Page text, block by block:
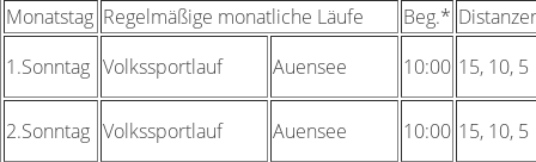
Monatstag Regelmäßige monatliche Läufe Beg.*
1.Sonntag Volkssportlauf Auensee 10:00 15, 10, 5
2.Sonntag Volkssportlauf Auensee 10:00 15, 10, 5